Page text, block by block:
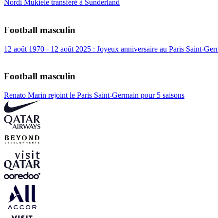
Nordi Mukiele transféré à Sunderland
Football masculin
12 août 1970 - 12 août 2025 : Joyeux anniversaire au Paris Saint-
Football masculin
Renato Marin rejoint le Paris Saint-Germain pour 5 saisons